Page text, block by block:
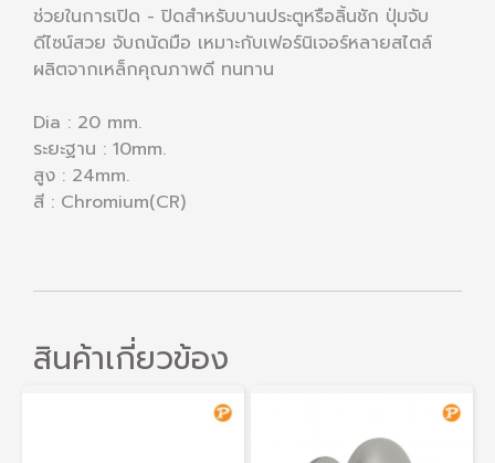
ช่วยในการเปิด - ปิดสำหรับบานประตูหรือลิ้นชัก ปุ่มจับ
ดีไซน์สวย จับถนัดมือ เหมาะกับเฟอร์นิเจอร์หลายสไตล์
ผลิตจากเหล็กคุณภาพดี ทนทาน
Dia : 20 mm.
ระยะฐาน : 10mm.
สูง : 24mm.
สี : Chromium(CR)
สินค้าเกี่ยวข้อง